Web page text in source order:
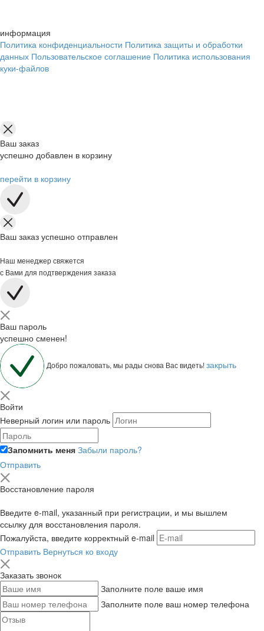
информация
Политика конфиденциальности Политика защиты и обработки
данных Пользовательское соглашение Политика использования
куки-файлов
Ваш заказ
успешно добавлен в корзину
перейти в корзину
Ваш заказ успешно отправлен
Наш менеджер свяжется
с Вами для подтверждения заказа
Ваш пароль
успешно сменен!
Добро пожаловать, мы рады снова Вас видеть!закрыть
Войти
Неверный логин или пароль
Запомнить меня Забыли пароль?
Отправить
Восстановление пароля
Введите e-mail, указанный при регистрации, и мы вышлем
ссылку для восстановления пароля.
Пожалуйста, введите корректный e-mail
Отправить Вернуться ко входу
Заказать звонок
Заполните поле ваше имя
Заполните поле ваш номер телефона